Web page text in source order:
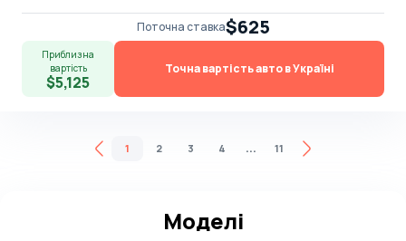
Поточна ставка$625
Приблизна
вартість
$5,125
Точна вартість авто в Україні
1 2 3 4 ... 11
Моделі